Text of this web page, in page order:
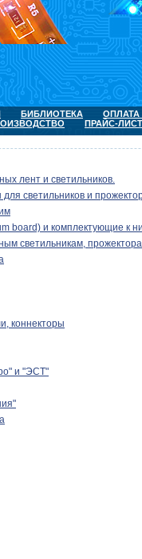
БИБЛИОТЕКА
ОПЛАТА
ПРАЙС-ЛИСТ
лент и светильников.
светильников и
board) и комплектующие к
светильникам,
коннекторы
и "ЭСТ"